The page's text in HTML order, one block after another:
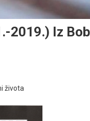
2019.) Iz
života